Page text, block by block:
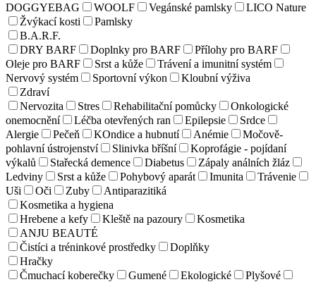
DOGGYEBAG
WOOLF Vegánské pamlsky
LICO Nature
Žvýkací kosti
Pamlsky
B.A.R.F.
DRY BARF
Doplnky pro BARF
Přílohy pro BARF
Oleje pro BARF
Srst a kůže
Trávení a imunitní systém
Nervový systém
Sportovní výkon
Kloubní výživa
Zdraví
Nervozita
Stres Rehabilitační pomůcky
Onkologické
onemocnění
Léčba otevřených ran Epilepsie
Srdce
Alergie
Pečeň KOndice a hubnutí Anémie
Močově-
pohlavní ústrojenství
Slinivka bříšní
Koprofágie - pojídaní
výkalů
Stařecká demence Diabetus
Zápaly análních žláz
Ledviny
Srst a kůže Pohybový aparát Imunita
Trávenie
Uši
Oči Zuby
Antiparazitiká
Kosmetika a hygiena
Hrebene a kefy
Kleště na pazoury
Kosmetika
ANJU BEAUTÉ
Čistíci a tréninkové prostředky
Doplňky
Hračky
Čmuchací koberečky
Gumené Ekologické
Plyšové